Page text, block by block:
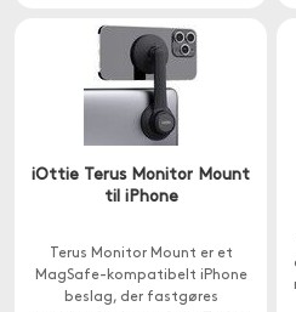
iOttie Terus Monitor Mount
til iPhone
Terus Monitor Mount er et
MagSafe-kompatibelt iPhone
beslag, der fastgøres